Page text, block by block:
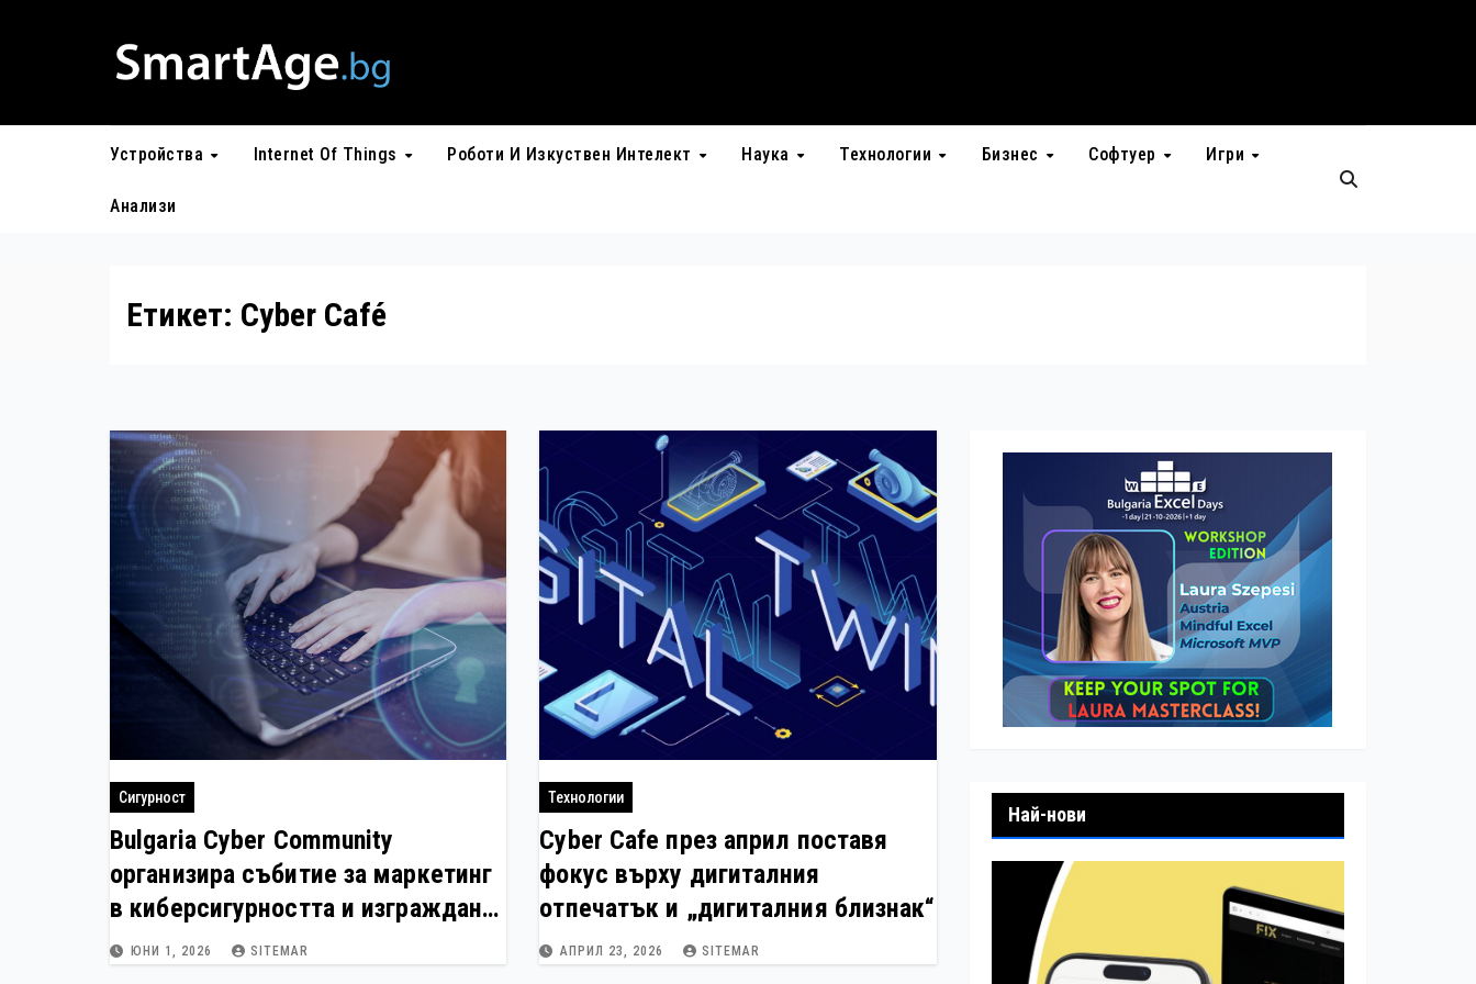
Устройства Internet Of Things Роботи И Изкуствен Интелект Наука Технологии Бизнес Софтуер Игри
Анализи
Етикет: Cyber Café
Сигурност
Bulgaria Cyber Community
организира събитие за маркетинг
в киберсигурността и изграждане
на личен бранд
ЮНИ 1, 2026 SITEMAR
Технологии
Cyber Cafe през април поставя
фокус върху дигиталния
отпечатък и „дигиталния близнак“
АПРИЛ 23, 2026 SITEMAR
Най-нови